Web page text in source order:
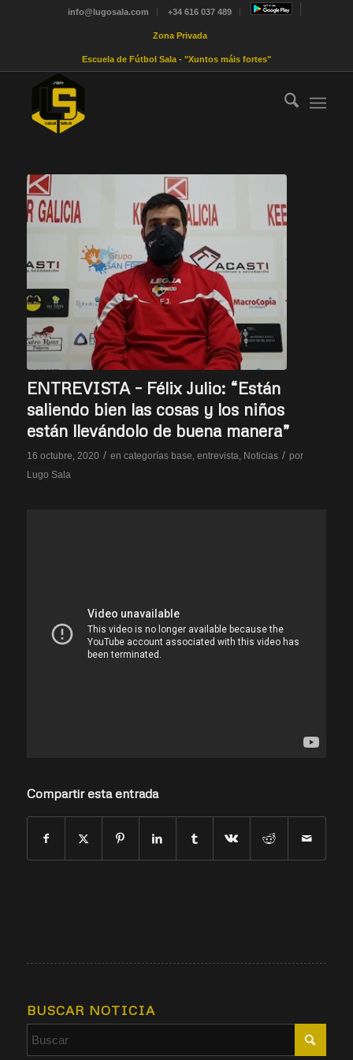
info@lugosala.com +34 616 037 489
Zona Privada
Escuela de Fútbol Sala - "Xuntos máis fortes"
ENTREVISTA – Félix Julio: “Están
saliendo bien las cosas y los niños
están llevándolo de buena manera”
16 octubre, 2020 / en categorías base, entrevista, Noticias / por
Lugo Sala
Compartir esta entrada
BUSCAR NOTICIA